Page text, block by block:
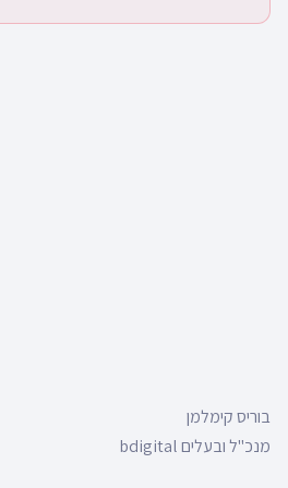
בוריס קימלמן
מנכ"ל ובעלים bdigital